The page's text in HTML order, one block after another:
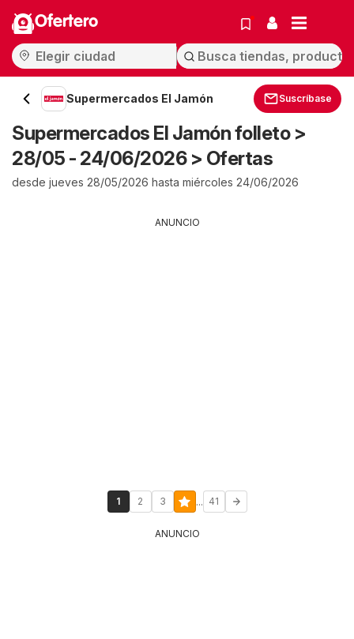
Ofertero
Supermercados El Jamón Suscríbase
Supermercados El Jamón folleto >
28/05 - 24/06/2026 > Ofertas
desde jueves 28/05/2026 hasta miércoles 24/06/2026
ANUNCIO
1 2 3 ... 41
ANUNCIO